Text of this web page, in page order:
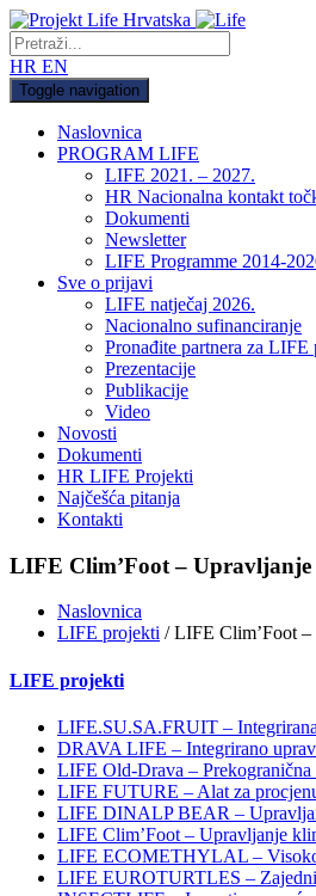
HR EN
Toggle navigation
Naslovnica
PROGRAM LIFE
LIFE 2021. – 2027.
HR Nacionalna kontakt
Dokumenti
Newsletter
LIFE Programme 2014-
Sve o prijavi
LIFE natječaj 2026.
Nacionalno sufinanciranje
Pronađite partnera za LIFE
Prezentacije
Publikacije
Video
Novosti
Dokumenti
HR LIFE Projekti
Najčešća pitanja
Kontakti
LIFE Clim’Foot –
Naslovnica
LIFE projekti / LIFE Clim’Foot
LIFE projekti
LIFE.SU.SA.FRUIT –
DRAVA LIFE – Integrirano
LIFE Old-Drava –
LIFE FUTURE – Alat za
LIFE DINALP BEAR –
LIFE Clim’Foot – Upravljanje
LIFE ECOMETHYLAL – Visoko
LIFE EUROTURTLES –